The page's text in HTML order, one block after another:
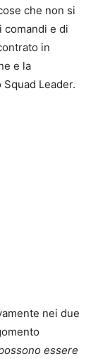
che non si
comandi e di
in
e la
Leader.
nei due
essere